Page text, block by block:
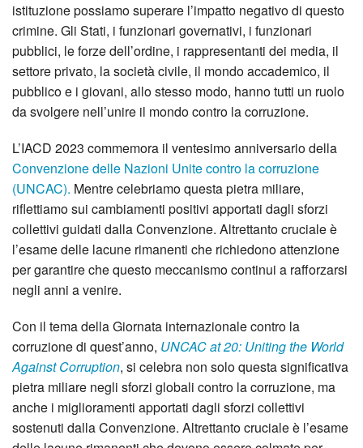
istituzione possiamo superare l’impatto negativo di questo
crimine. Gli Stati, i funzionari governativi, i funzionari
pubblici, le forze dell’ordine, i rappresentanti dei media, il
settore privato, la società civile, il mondo accademico, il
pubblico e i giovani, allo stesso modo, hanno tutti un ruolo
da svolgere nell’unire il mondo contro la corruzione.
L’IACD 2023 commemora il ventesimo anniversario della
Convenzione delle Nazioni Unite contro la corruzione
(UNCAC). Mentre celebriamo questa pietra miliare,
riflettiamo sui cambiamenti positivi apportati dagli sforzi
collettivi guidati dalla Convenzione. Altrettanto cruciale è
l’esame delle lacune rimanenti che richiedono attenzione
per garantire che questo meccanismo continui a rafforzarsi
negli anni a venire.
Con il tema della Giornata internazionale contro la
corruzione di quest’anno, UNCAC at 20: Uniting the World
Against Corruption, si celebra non solo questa significativa
pietra miliare negli sforzi globali contro la corruzione, ma
anche i miglioramenti apportati dagli sforzi collettivi
sostenuti dalla Convenzione. Altrettanto cruciale è l’esame